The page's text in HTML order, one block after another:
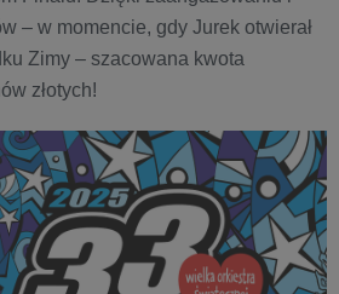
– w momencie, gdy Jurek otwierał
Zimy – szacowana kwota
złotych!